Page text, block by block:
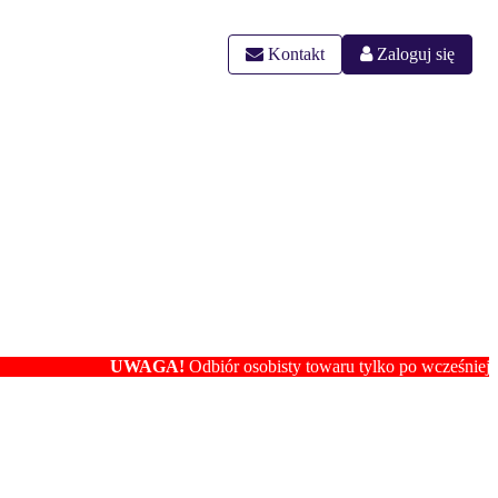
Kontakt Zaloguj się
UWAGA!Odbiór osobisty towaru tylko po wcześniejszym